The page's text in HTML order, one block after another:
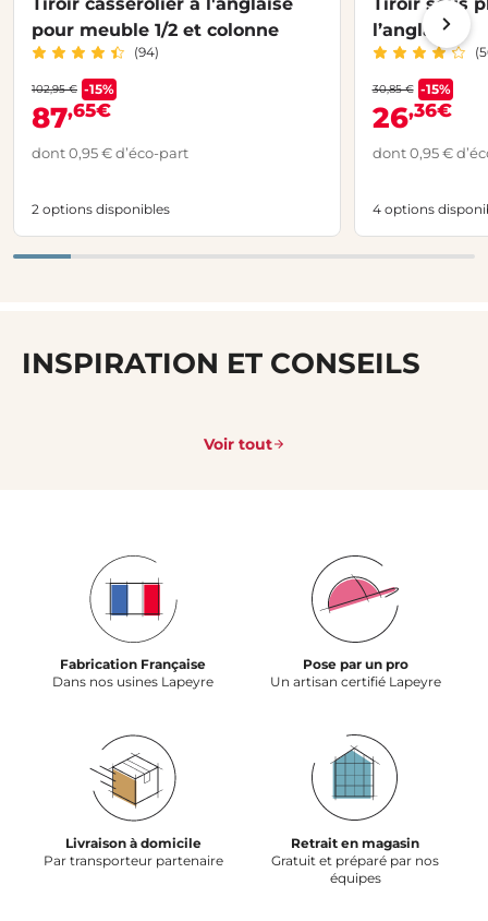
pour meuble 1/2 et colonne
(94)
102,95 € -15%
87,65€
dont 0,95 € d’éco-part
2 options disponibles
l’anglaise
30,85 € -15%
26,36€
dont 0,95 €
4 options
INSPIRATION ET CONSEILS
Voir tout
Fabrication Française
Dans nos usines Lapeyre
Pose par un pro
Un artisan certifié Lapeyre
Livraison à domicile
Par transporteur partenaire
Retrait en magasin
Gratuit et préparé par nos
équipes